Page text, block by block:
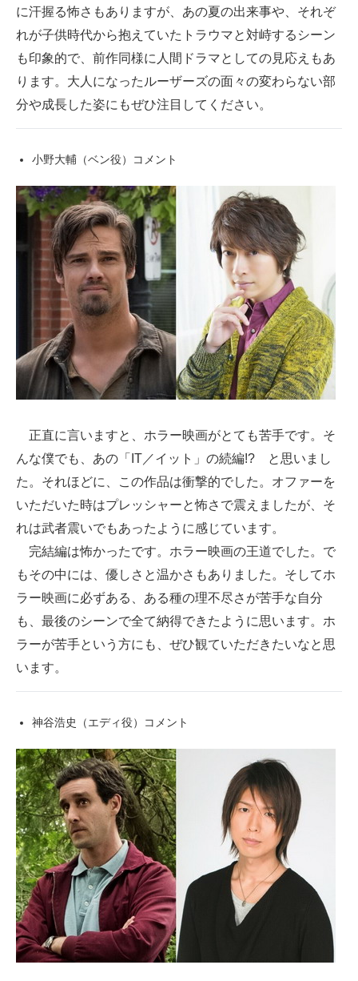
に汗握る怖さもありますが、あの夏の出来事や、それぞ
れが子供時代から抱えていたトラウマと対峙するシーン
も印象的で、前作同様に人間ドラマとしての見応えもあ
ります。大人になったルーザーズの面々の変わらない部
分や成長した姿にもぜひ注目してください。
小野大輔（ベン役）コメント
正直に言いますと、ホラー映画がとても苦手です。そ
んな僕でも、あの「IT／イット」の続編!? と思いまし
た。それほどに、この作品は衝撃的でした。オファーを
いただいた時はプレッシャーと怖さで震えましたが、そ
れは武者震いでもあったように感じています。
完結編は怖かったです。ホラー映画の王道でした。で
もその中には、優しさと温かさもありました。そしてホ
ラー映画に必ずある、ある種の理不尽さが苦手な自分
も、最後のシーンで全て納得できたように思います。ホ
ラーが苦手という方にも、ぜひ観ていただきたいなと思
います。
神谷浩史（エディ役）コメント